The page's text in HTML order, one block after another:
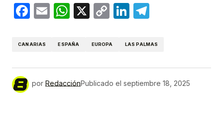
Facebook
EmailWhatsApp
X
CopyLinkedIn
CANARIAS ESPAÑA EUROPA LAS PALMAS
por RedacciónPublicado el septiembre 18, 2025